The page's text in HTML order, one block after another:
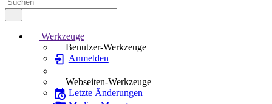
Werkzeuge
Benutzer-Werkzeuge
Anmelden
Webseiten-Werkzeuge
Letzte Änderungen